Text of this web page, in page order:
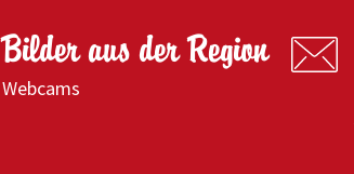
Bilder aus der Region
Webcams